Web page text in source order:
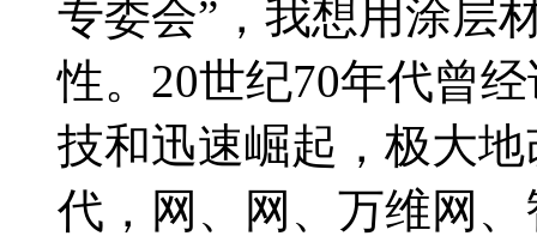
专委会”，我想用涂层
性。20世纪70年代曾
技和迅速崛起，极大
代，网、网、万维网